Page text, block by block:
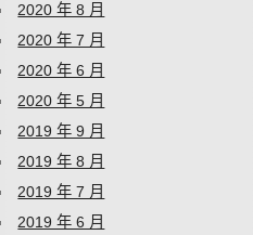
2020 年 8 月
2020 年 7 月
2020 年 6 月
2020 年 5 月
2019 年 9 月
2019 年 8 月
2019 年 7 月
2019 年 6 月